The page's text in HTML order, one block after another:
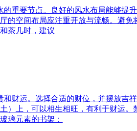
重要节点。良好的风水布局能够提
的空间布局应注重开放与流畅。避免
茶几时，建议
财运。选择合适的财位，并摆放吉
）上，可以相生相旺，有利于财运。
璃元素的书架：